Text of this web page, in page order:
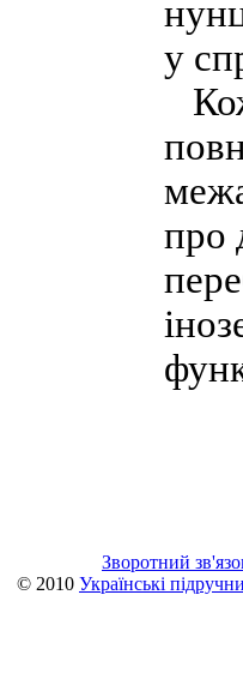
у
про
Зворотний
© 2010 Українські